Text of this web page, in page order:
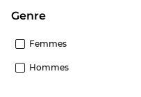
Genre
Femmes
Hommes